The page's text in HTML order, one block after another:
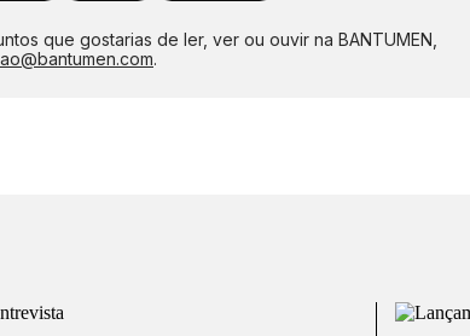
que gostarias de ler, ver ou ouvir na BANTUMEN,
.